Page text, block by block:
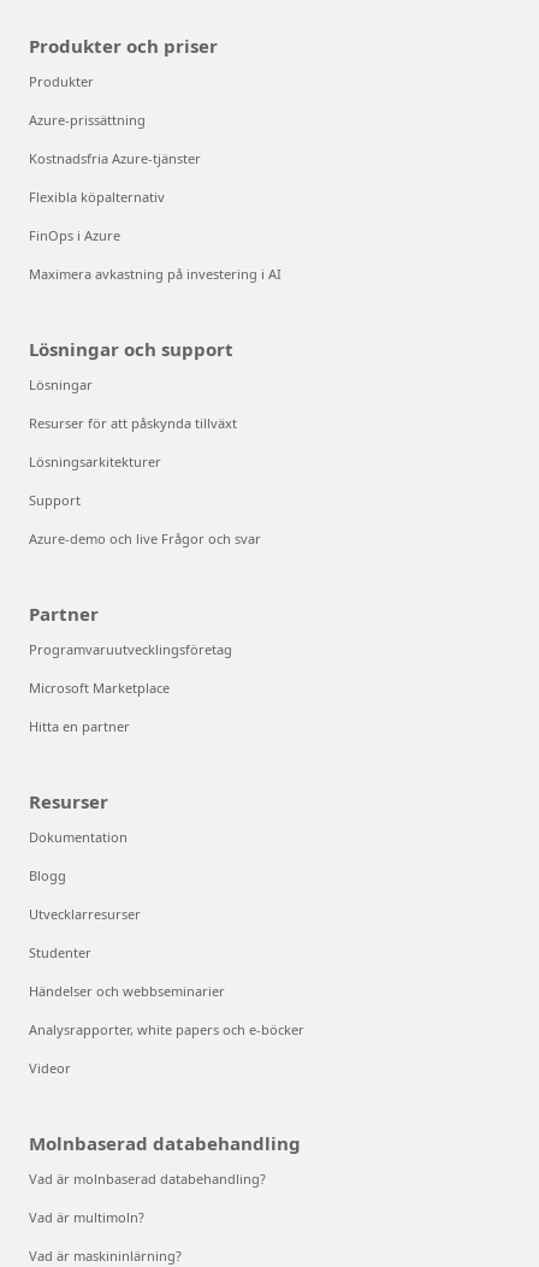
Produkter och priser
Produkter
Azure-prissättning
Kostnadsfria Azure-tjänster
Flexibla köpalternativ
FinOps i Azure
Maximera avkastning på investering i AI
Lösningar och support
Lösningar
Resurser för att påskynda tillväxt
Lösningsarkitekturer
Support
Azure-demo och live Frågor och svar
Partner
Programvaruutvecklingsföretag
Microsoft Marketplace
Hitta en partner
Resurser
Dokumentation
Blogg
Utvecklarresurser
Studenter
Händelser och webbseminarier
Analysrapporter, white papers och e-böcker
Videor
Molnbaserad databehandling
Vad är molnbaserad databehandling?
Vad är multimoln?
Vad är maskininlärning?